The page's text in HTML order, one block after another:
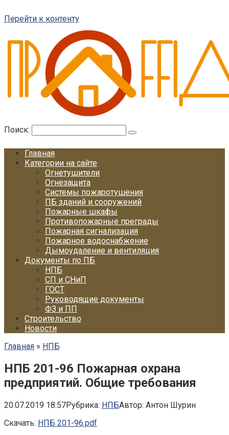
Перейти к контенту
Поиск:
Главная
Категории на сайте
Огнетушители
Огнезащита
Системы пожаротушения
ПБ зданий и сооружений
Пожарные шкафы
Противопожарные преграды
Пожарная сигнализация
Пожарное водоснабжение
Дымоудаление и вентиляция
Документы по ПБ
НПБ
СП и СНиП
ГОСТ
Руководящие документы
ФЗ и ПП
Строительство
Новости
Главная » НПБ
НПБ 201-96 Пожарная охрана
предприятий. Общие требования
20.07.2019 18:57Рубрика: НПБАвтор: Антон Шурин
Скачать: НПБ 201-96.pdf